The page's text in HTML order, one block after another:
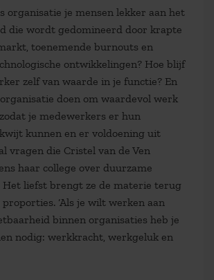
organisatie je mensen lekker aan het
die wordt gedomineerd door krapte
toenemende burnouts en
ontwikkelingen? Hoe blijf
zelf van waarde in je functie? En
doen om waardevol werk
je medewerkers er hun
kunnen en er voldoening uit
vragen die Cristel van de Ven
haar college over duurzame
Het liefst brengt ze de materie terug
‘Als je wilt werken aan
binnen organisaties heb je
nodig: werkkracht, werkgeluk en